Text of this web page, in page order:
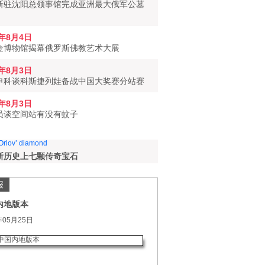
驻沈阳总领事馆完成亚洲最大俄军公墓
8月4日
博物馆揭幕俄罗斯佛教艺术大展
8月3日
科谈科斯捷列娃备战中国大奖赛分站赛
8月3日
谈空间站有没有蚊子
历史上七颗传奇宝石
地版本
月25日